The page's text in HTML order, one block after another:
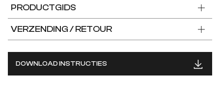
PRODUCTGIDS
VERZENDING / RETOUR
DOWNLOAD INSTRUCTIES